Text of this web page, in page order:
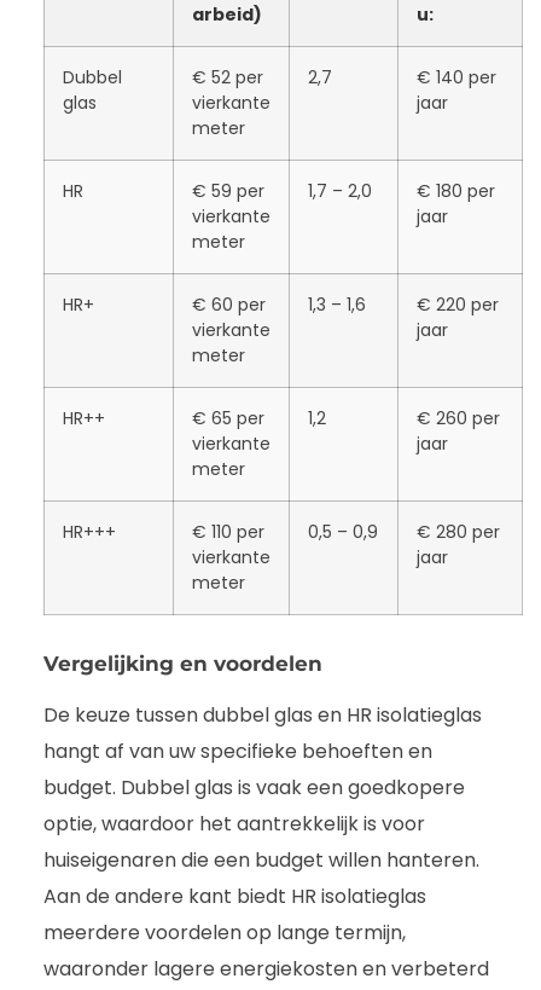
arbeid)
u:
Dubbel
glas
€ 52 per
vierkante
meter
2,7
€ 140 per
jaar
HR
€ 59 per
vierkante
meter
1,7 – 2,0
€ 180 per
jaar
HR+
€ 60 per
vierkante
meter
1,3 – 1,6
€ 220 per
jaar
HR++
€ 65 per
vierkante
meter
1,2
€ 260 per
jaar
HR+++
€ 110 per
vierkante
meter
0,5 – 0,9
€ 280 per
jaar
Vergelijking en voordelen
De keuze tussen dubbel glas en HR isolatieglas
hangt af van uw specifieke behoeften en
budget. Dubbel glas is vaak een goedkopere
optie, waardoor het aantrekkelijk is voor
huiseigenaren die een budget willen hanteren.
Aan de andere kant biedt HR isolatieglas
meerdere voordelen op lange termijn,
waaronder lagere energiekosten en verbeterd